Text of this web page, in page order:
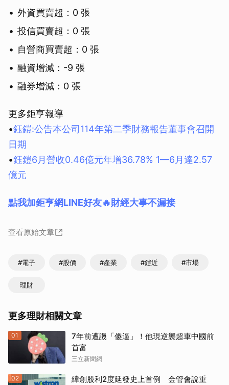
外資買賣超：0 張
投信買賣超：0 張
自營商買賣超：0 張
融資增減：-9 張
融券增減：0 張
更多鉅亨報導
•鈺鎧:公告本公司114年第二季財務報告董事會召開
日期
•鈺鎧6月營收0.46億元年增36.78% 1—6月達2.57
億元
點我加鉅亨網LINE好友🔥財經大事不漏接
查看原始文章
#電子 #股價 #產業 #鎧近 #市場
理財
更多理財相關文章
01
7年前遭譏「傻逼」！他現逆襲超車中國前
首富
三立新聞網
02
緯創股利2度延發史上首例 金管會說重